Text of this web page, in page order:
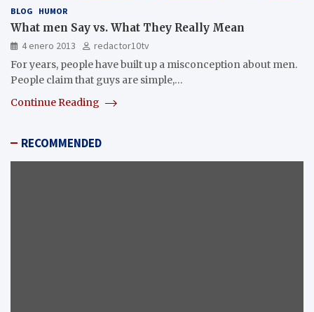
BLOG HUMOR
What men Say vs. What They Really Mean
4 enero 2013
redactor10tv
For years, people have built up a misconception about men.
People claim that guys are simple,…
Continue Reading
RECOMMENDED